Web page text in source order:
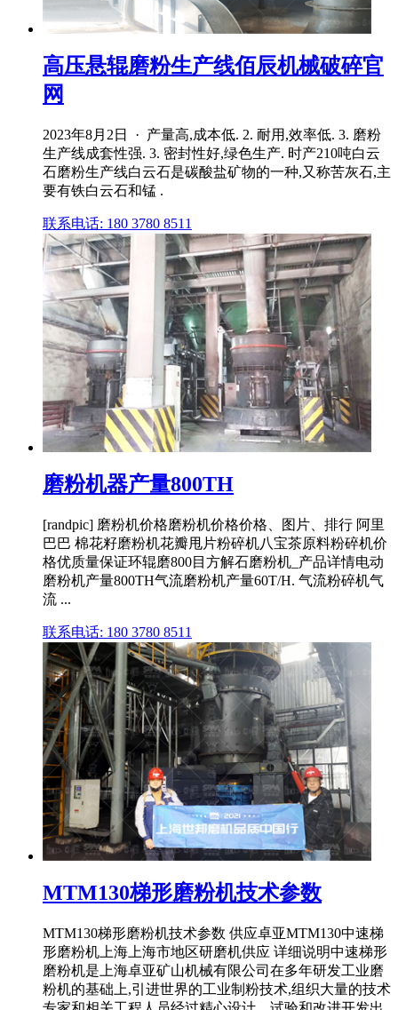
高压悬辊磨粉生产线佰辰机械破碎官
网
2023年8月2日 · 产量高,成本低. 2. 耐用,效率低. 3. 磨粉
生产线成套性强. 3. 密封性好,绿色生产. 时产210吨白云
石磨粉生产线白云石是碳酸盐矿物的一种,又称苦灰石,主
要有铁白云石和锰 .
联系电话: 180 3780 8511
磨粉机器产量800TH
[randpic] 磨粉机价格磨粉机价格价格、图片、排行 阿里
巴巴 棉花籽磨粉机花瓣甩片粉碎机八宝茶原料粉碎机价
格优质量保证环辊磨800目方解石磨粉机_产品详情电动
磨粉机产量800TH气流磨粉机产量60T/H. 气流粉碎机气
流 ...
联系电话: 180 3780 8511
MTM130梯形磨粉机技术参数
MTM130梯形磨粉机技术参数 供应卓亚MTM130中速梯
形磨粉机上海上海市地区研磨机供应 详细说明中速梯形
磨粉机是上海卓亚矿山机械有限公司在多年研发工业磨
粉机的基础上,引进世界的工业制粉技术,组织大量的技术